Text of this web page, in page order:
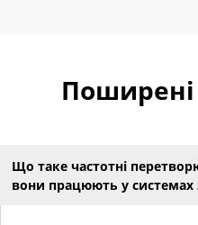
Що таке частотні
вони працюють у системах